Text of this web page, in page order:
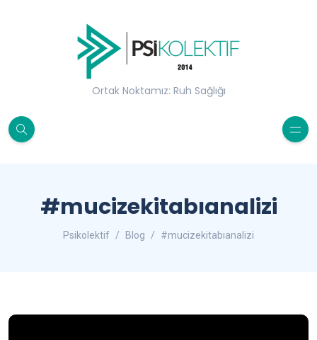
Ortak Noktamız: Ruh Sağlığı
#mucizekitabıanalizi
Psikolektif Blog #mucizekitabıanalizi